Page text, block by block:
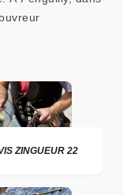
ZINGUEUR 22